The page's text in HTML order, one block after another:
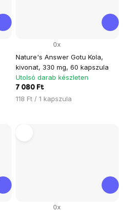
Nature's Answer Gotu Kola,
kivonat, 330 mg, 60 kapszula
0x
Utolsó darab készleten
7 080 Ft
Egységár:
118 Ft / 1 kapszula
0x